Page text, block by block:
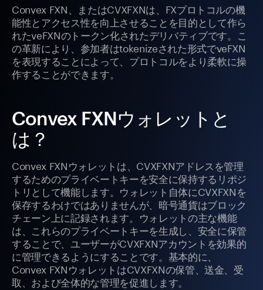
Convex FXN、またはCVXFXNは、FXプロトコルの機
能性とアクセス性を向上させることを目的として作ら
れたveFXNのトークン化されたデリバティブです。こ
の革新により、参加者はtokenizeされた形式でveFXN
を表現することによって、プロトコルをより柔軟に操
作することができます。
Convex FXNウォレットと
は？
Convex FXNウォレットは、CVXFXNアドレスを管理
するためのプライベートキーを安全に保持するリポジ
トリとして機能します。ウォレット自体にCVXFXNを
保存するわけではありませんが、暗号通貨はブロック
チェーン上に記録されます。ウォレットの主な機能
は、これらのプライベートキーを生成し、安全に保管
することで、ユーザーがCVXFXNアカウントを効果的
に管理できるようにすることです。基本的に、
Convex FXNウォレットはCVXFXNの保管、送金、受
取、および全体的な管理を促進します。